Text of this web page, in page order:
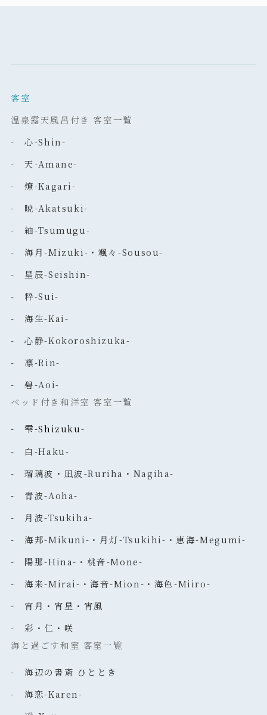
客室
温泉露天風呂付き 客室一覧
- 心-Shin-
- 天-Amane-
- 燎-Kagari-
- 暁-Akatsuki-
- 紬-Tsumugu-
- 海月-Mizuki-・颯々-Sousou-
- 星辰-Seishin-
- 粋-Sui-
- 海生-Kai-
- 心静-Kokoroshizuka-
- 凛-Rin-
- 碧-Aoi-
ベッド付き和洋室 客室一覧
- 雫-Shizuku-
- 白-Haku-
- 瑠璃波・凪波-Ruriha・Nagiha-
- 青波-Aoha-
- 月波-Tsukiha-
- 海邦-Mikuni-・月灯-Tsukihi-・恵海-Megumi-
- 陽那-Hina-・桃音-Mone-
- 海来-Mirai-・海音-Mion-・海色-Miiro-
- 宵月・宵星・宵風
- 彩・仁・咲
海と過ごす和室 客室一覧
- 海辺の書斎 ひととき
- 海恋-Karen-